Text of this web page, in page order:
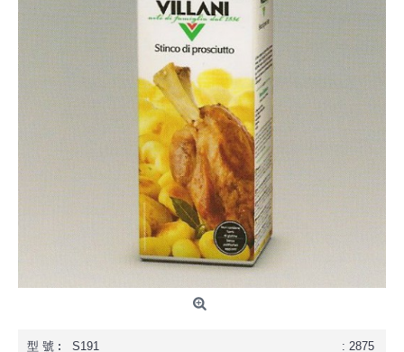
: 2875
型 號︰ S191